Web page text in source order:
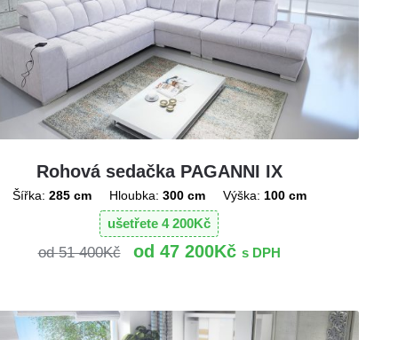
Rohová sedačka PAGANNI IX
Šířka: 285 cm Hloubka: 300 cm Výška: 100 cm
ušetřete4 200Kč
51 400Kč 47 200Kč s DPH